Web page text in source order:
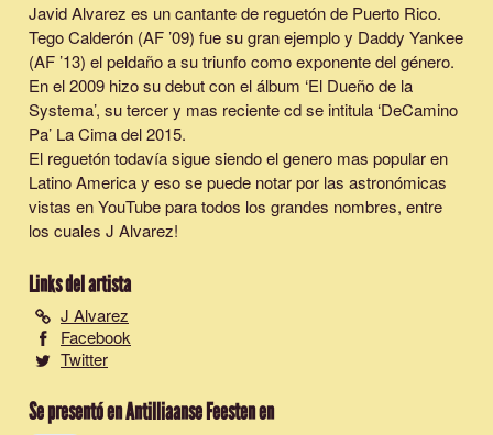
Javid Alvarez es un cantante de reguetón de Puerto Rico.
Tego Calderón (AF ’09) fue su gran ejemplo y Daddy Yankee
(AF ’13) el peldaño a su triunfo como exponente del género.
En el 2009 hizo su debut con el álbum ‘El Dueño de la
Systema’, su tercer y mas reciente cd se intitula ‘DeCamino
Pa’ La Cima del 2015.
El reguetón todavía sigue siendo el genero mas popular en
Latino America y eso se puede notar por las astronómicas
vistas en YouTube para todos los grandes nombres, entre
los cuales J Alvarez!
Links del artista
J Alvarez
Facebook
Twitter
Se presentó en Antilliaanse Feesten en